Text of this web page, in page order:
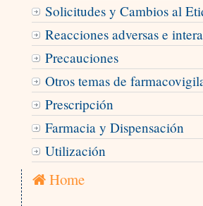
Solicitudes y Cambios al
Reacciones adversas e
Precauciones
Otros temas de
Prescripción
Farmacia y Dispensación
Utilización
Home